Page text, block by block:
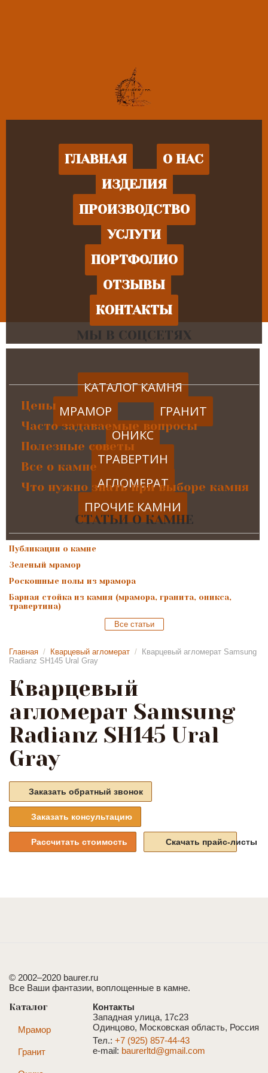
ГЛАВНАЯ
О НАС
ИЗДЕЛИЯ
ПРОИЗВОДСТВО
УСЛУГИ
ПОРТФОЛИО
ОТЗЫВЫ
КОНТАКТЫ
КАТАЛОГ КАМНЯ
МРАМОР
ГРАНИТ
ОНИКС
ТРАВЕРТИН
АГЛОМЕРАТ
ПРОЧИЕ КАМНИ
МЫ В СОЦСЕТЯХ
Цены
Часто задаваемые вопросы
Полезные советы
Все о камне
Что нужно знать при выборе камня
СТАТЬИ О КАМНЕ
Публикации о камне
Зеленый мрамор
Роскошные полы из мрамора
Барная стойка из камня (мрамора, гранита, оникса,
травертина)
Все статьи
Главная / Кварцевый агломерат /
Кварцевый агломерат Samsung
Radianz SH145 Ural Gray
Кварцевый
агломерат Samsung
Radianz SH145 Ural
Gray
Заказать обратный звонок
Заказать консультацию
Рассчитать стоимость Скачать прайс-листы
© 2002–2020 baurer.ru
Все Ваши фантазии, воплощенные в камне.
Контакты
Западная улица, 17с23
Одинцово, Московская область, Россия
Тел.: +7 (925) 857-44-43
e-mail: baurerltd@gmail.com
Каталог
Мрамор
Гранит